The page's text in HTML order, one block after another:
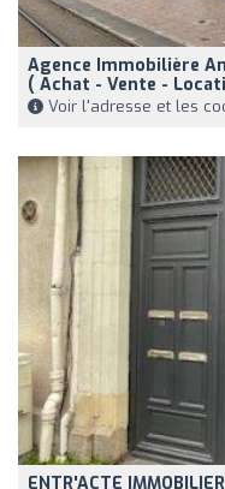
Agence Immobilière
( Achat - Vente -
Voir l'adresse et les
ENTR'ACTE IMMOBILIER